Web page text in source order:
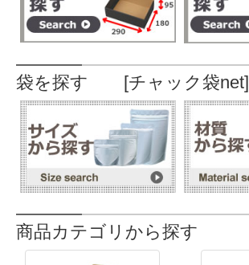
袋を探す [チャック袋net]
商品カテゴリから探す